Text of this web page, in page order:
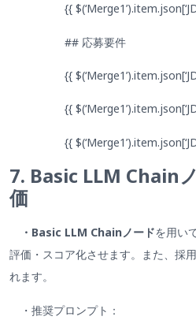
{{ $(‘Merge1’).item.json[‘JD
## 応募要件
{{ $(‘Merge1’).item.json[‘JD
{{ $(‘Merge1’).item.json[‘JD
{{ $(‘Merge1’).item.json[‘JD
7. Basic LLM Chain
価
・Basic LLM Chainノードを用い
評価・スコア化させます。また、採
れます。
・推奨プロンプト：